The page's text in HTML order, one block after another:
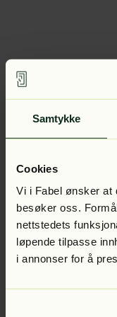
Samtykke
Cookies
Vi i Fabel ønsker at
besøker oss.
nettstedets
løpende tilpasse
i annonser for å